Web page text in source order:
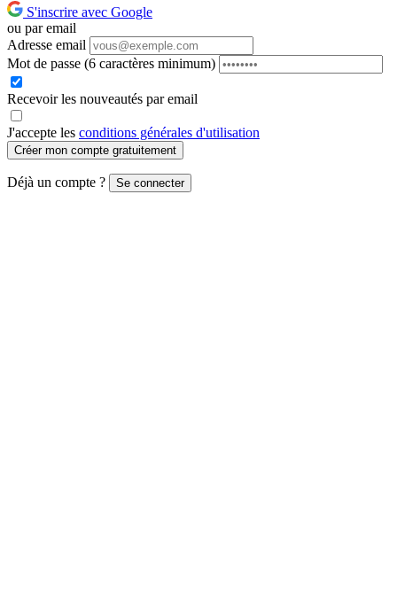
S'inscrire avec Google
ou par email
Adresse email
Mot de passe (6 caractères minimum)
Recevoir les nouveautés par email
J'accepte les conditions générales d'utilisation
Créer mon compte gratuitement
Déjà un compte ? Se connecter